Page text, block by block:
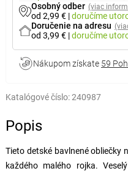
Osobný odber (viac
od 2,99 € |doručíme
Doručenie na adresu
od 3,99 € |doručíme
Nákupom získate 59
Katalógové číslo:240987
Popis
Tieto detské bavlnené obliečky
každého malého rojka.